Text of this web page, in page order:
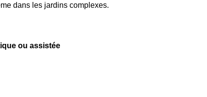
dans les jardins complexes.
ou assistée